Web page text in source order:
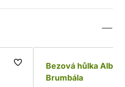
Bezová hůlka
Brumbála